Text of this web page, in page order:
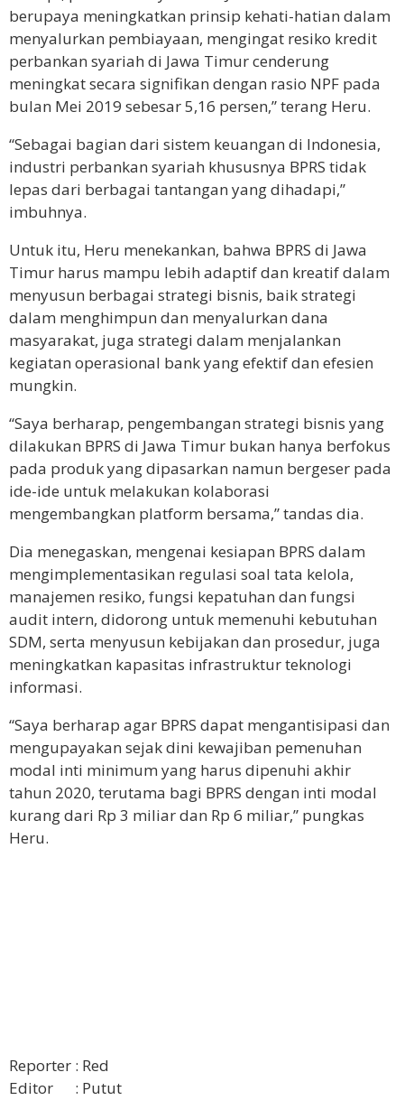
berupaya meningkatkan prinsip kehati-hatian dalam
menyalurkan pembiayaan, mengingat resiko kredit
perbankan syariah di Jawa Timur cenderung
meningkat secara signifikan dengan rasio NPF pada
bulan Mei 2019 sebesar 5,16 persen,” terang Heru.
“Sebagai bagian dari sistem keuangan di Indonesia,
industri perbankan syariah khususnya BPRS tidak
lepas dari berbagai tantangan yang dihadapi,”
imbuhnya.
Untuk itu, Heru menekankan, bahwa BPRS di Jawa
Timur harus mampu lebih adaptif dan kreatif dalam
menyusun berbagai strategi bisnis, baik strategi
dalam menghimpun dan menyalurkan dana
masyarakat, juga strategi dalam menjalankan
kegiatan operasional bank yang efektif dan efesien
mungkin.
“Saya berharap, pengembangan strategi bisnis yang
dilakukan BPRS di Jawa Timur bukan hanya berfokus
pada produk yang dipasarkan namun bergeser pada
ide-ide untuk melakukan kolaborasi
mengembangkan platform bersama,” tandas dia.
Dia menegaskan, mengenai kesiapan BPRS dalam
mengimplementasikan regulasi soal tata kelola,
manajemen resiko, fungsi kepatuhan dan fungsi
audit intern, didorong untuk memenuhi kebutuhan
SDM, serta menyusun kebijakan dan prosedur, juga
meningkatkan kapasitas infrastruktur teknologi
informasi.
“Saya berharap agar BPRS dapat mengantisipasi dan
mengupayakan sejak dini kewajiban pemenuhan
modal inti minimum yang harus dipenuhi akhir
tahun 2020, terutama bagi BPRS dengan inti modal
kurang dari Rp 3 miliar dan Rp 6 miliar,” pungkas
Heru.
Reporter : Red
Editor : Putut